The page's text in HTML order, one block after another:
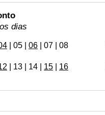
você costumava ver
no mês de agosto,
dias
| 05 | 06 | 07 | 08
| 13 | 14 | 15 16